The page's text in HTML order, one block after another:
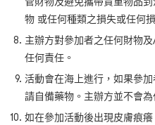
物 或任何種類之損失或任何
主辦方對參加者之任何財物
任何責任。
活動會在海上進行，如果參
請自備藥物。主辦方並不會
如在參加活動後出現皮膚痕